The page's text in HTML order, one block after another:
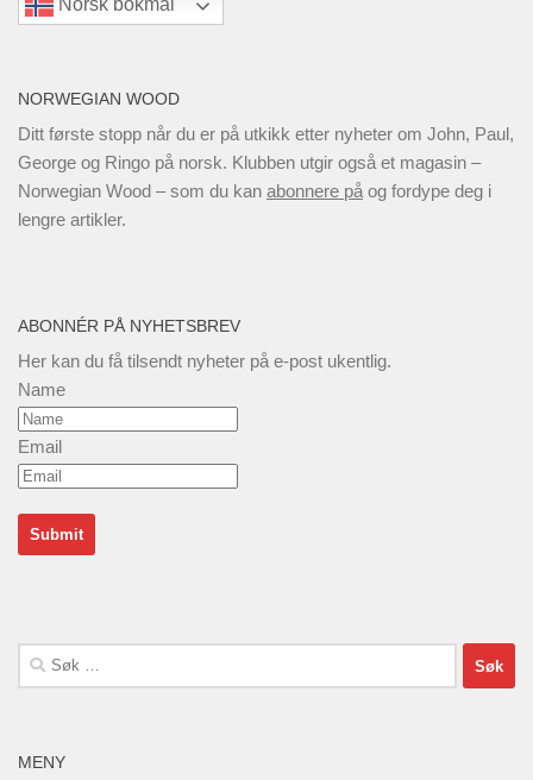
Norsk bokmål
NORWEGIAN WOOD
Ditt første stopp når du er på utkikk etter nyheter om John, Paul,
George og Ringo på norsk. Klubben utgir også et magasin –
Norwegian Wood – som du kan abonnere påog fordype deg i
lengre artikler.
ABONNÉR PÅ NYHETSBREV
Her kan du få tilsendt nyheter på e-post ukentlig.
Name
Email
Søk
etter:
MENY